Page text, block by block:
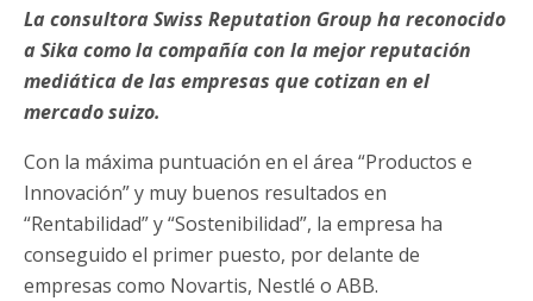
La consultora Swiss Reputation Group ha reconocido
a Sika como la compañía con la mejor reputación
mediática de las empresas que cotizan en el
mercado suizo.
Con la máxima puntuación en el área “Productos e
Innovación” y muy buenos resultados en
“Rentabilidad” y “Sostenibilidad”, la empresa ha
conseguido el primer puesto, por delante de
empresas como Novartis, Nestlé o ABB.